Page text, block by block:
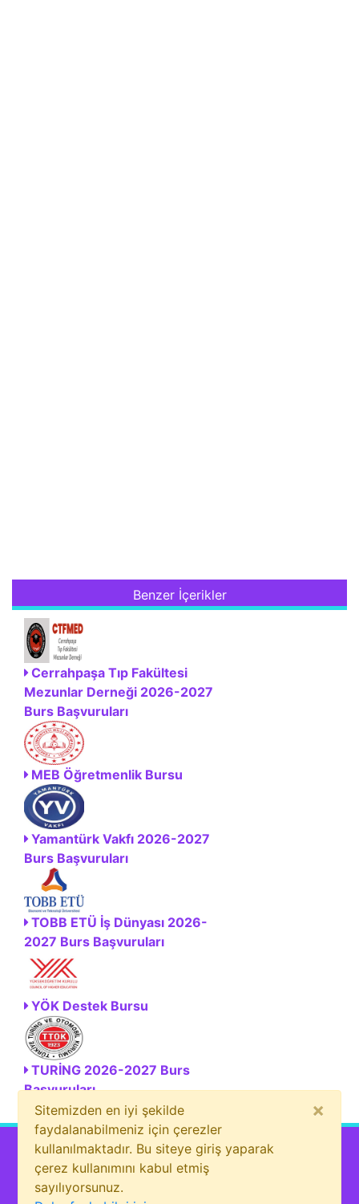
Benzer İçerikler
Cerrahpaşa Tıp Fakültesi
Mezunlar Derneği 2026-2027
Burs Başvuruları
MEB Öğretmenlik Bursu
Yamantürk Vakfı 2026-2027
Burs Başvuruları
TOBB ETÜ İş Dünyası 2026-
2027 Burs Başvuruları
YÖK Destek Bursu
TURİNG 2026-2027 Burs
Başvuruları
Bizi sosyal medyada da takip et!
Sitemizden en iyi şekilde
faydalanabilmeniz için çerezler
kullanılmaktadır. Bu siteye giriş yaparak
çerez kullanımını kabul etmiş
sayılıyorsunuz.
×